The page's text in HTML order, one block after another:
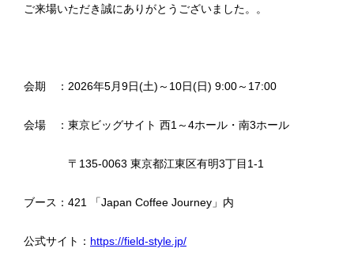
ご来場いただき誠にありがとうございました。。
会期 ：2026年5月9日(土)～10日(日) 9:00～17:00
会場 ：東京ビッグサイト 西1～4ホール・南3ホール
〒135-0063 東京都江東区有明3丁目1-1
ブース：421 「Japan Coffee Journey」内
公式サイト： https://field-style.jp/